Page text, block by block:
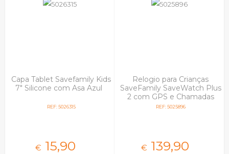
Capa Tablet Savefamily Kids
7" Silicone com Asa Azul
REF: 5026315
€ 15,90
Relogio para Crianças
SaveFamily SaveWatch Plus
2 com GPS e Chamadas
Bracelete Silicone Preto
REF: 5025896
€ 139,90